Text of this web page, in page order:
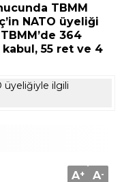
TBMM
NATO üyeliği
364
kabul, 55 ret ve 4
A+ A-